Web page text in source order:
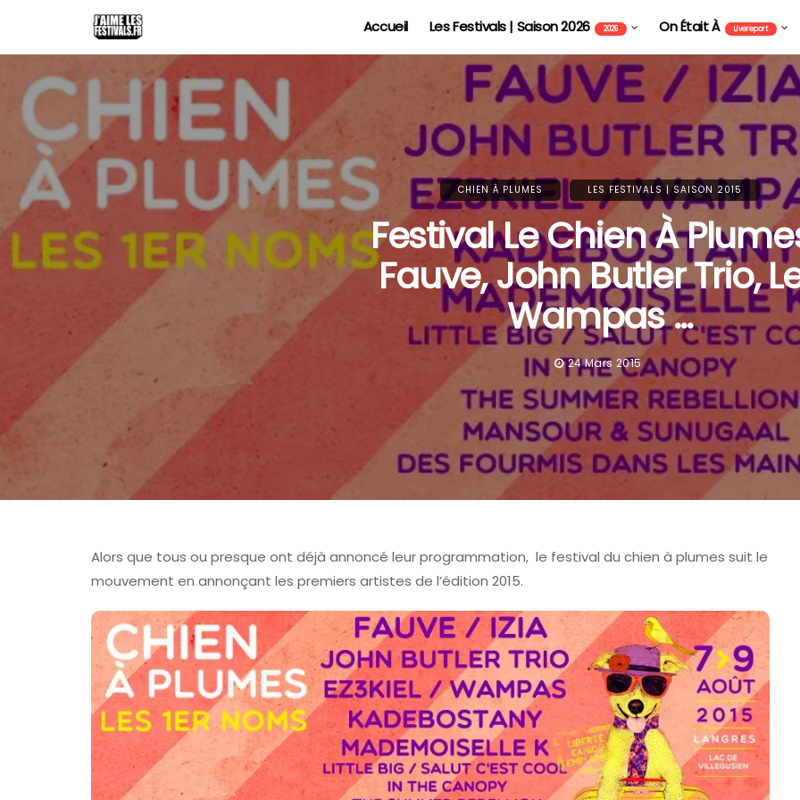
Accueil Les Festivals | Saison 2026 2026 On Était À Livereport
CHIEN À PLUMES LES FESTIVALS | SAISON 2015
Festival Le Chien À
Fauve, John Butler Trio,
Wampas …
24 Mars 2015
Alors que tous ou presque ont déjà annoncé leur programmation, le festival du chien à plumes suit le
mouvement en annonçant les premiers artistes de l’édition 2015.
EUROCKÉENNES DE BELFORT
LES FESTIVALS | SAISON 2026
LIVE REPORT
FESTIVAL